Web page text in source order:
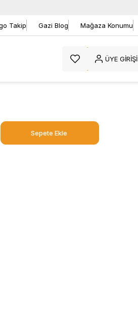
Takip Gazi Blog Mağaza Konumu
ÜYE GIRIŞI